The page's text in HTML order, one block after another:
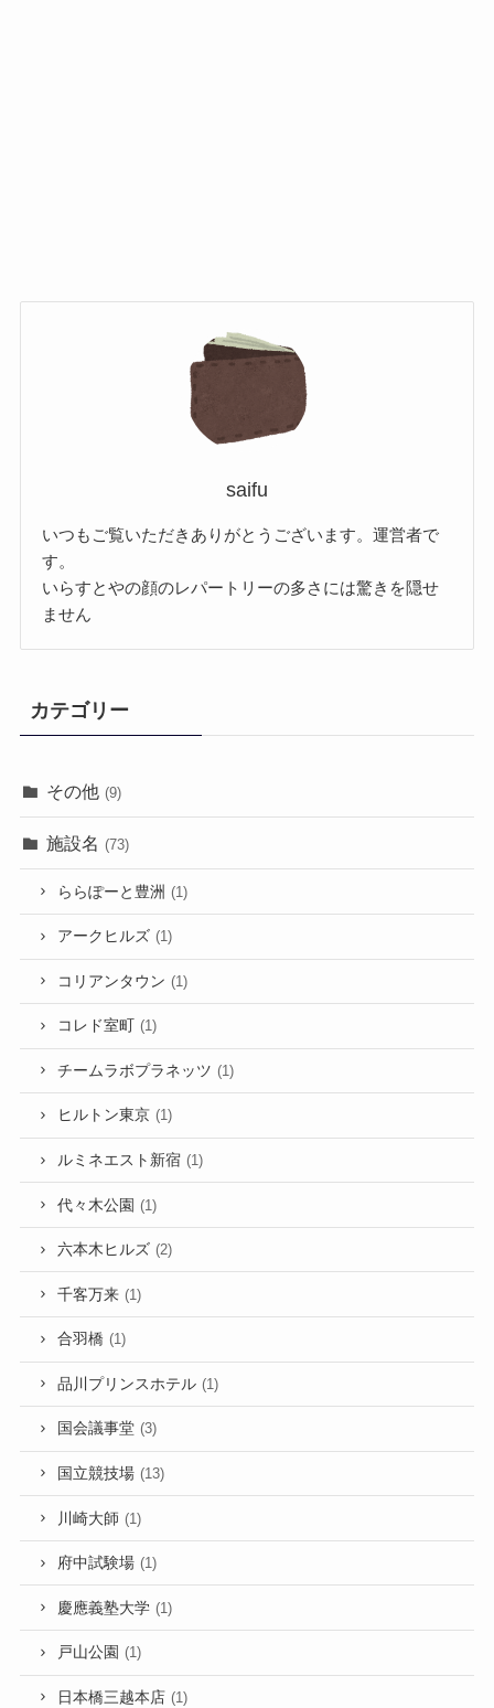
saifu
いつもご覧いただきありがとうございます。運営者で
す。
いらすとやの顔のレパートリーの多さには驚きを隠せ
ません
カテゴリー
その他 (9)
施設名 (73)
ららぽーと豊洲 (1)
アークヒルズ (1)
コリアンタウン (1)
コレド室町 (1)
チームラボプラネッツ (1)
ヒルトン東京 (1)
ルミネエスト新宿 (1)
代々木公園 (1)
六本木ヒルズ (2)
千客万来 (1)
合羽橋 (1)
品川プリンスホテル (1)
国会議事堂 (3)
国立競技場 (13)
川崎大師 (1)
府中試験場 (1)
慶應義塾大学 (1)
戸山公園 (1)
日本橋三越本店 (1)